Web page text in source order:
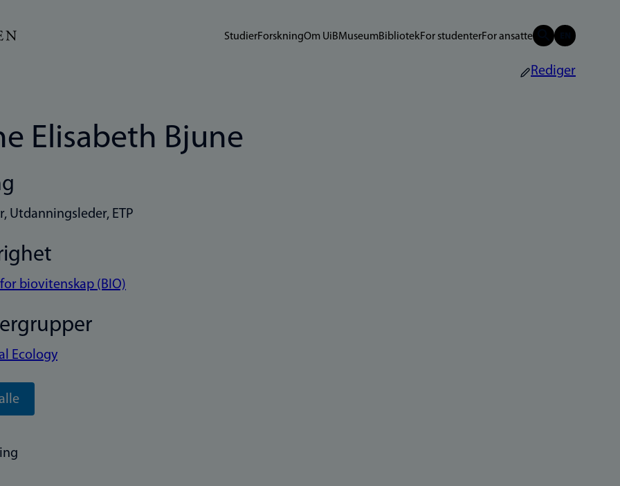
StudierForskningOm UiBMuseumBibliotekFor studenterFor ansatte
Rediger
Elisabeth Bjune
Utdanningsleder, ETP
biovitenskap (BIO)
Ecology